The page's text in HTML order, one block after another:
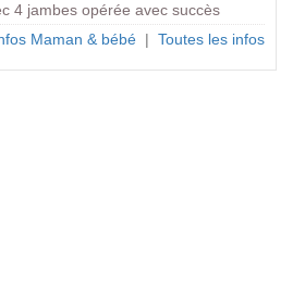
4 jambes opérée avec succès
Maman & bébé | Toutes les infos